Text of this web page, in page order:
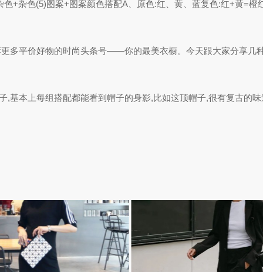
+杂色(5)图案+图案颜色搭配A、原色:红、黄、蓝复色:红+黄=橙
多平价好物的时尚头条号——你的最美衣橱。今天跟大家分享几
基本上每组搭配都能看到帽子的身影,比如这顶帽子,很有复古的